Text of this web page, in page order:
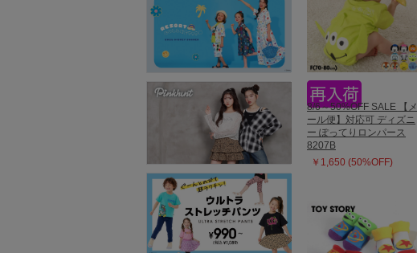
8/6～50%OFF SALE 【メ
ール便】対応可 ディズニ
ー ぽってりロンパース
8207B
￥1,650 (50%OFF)